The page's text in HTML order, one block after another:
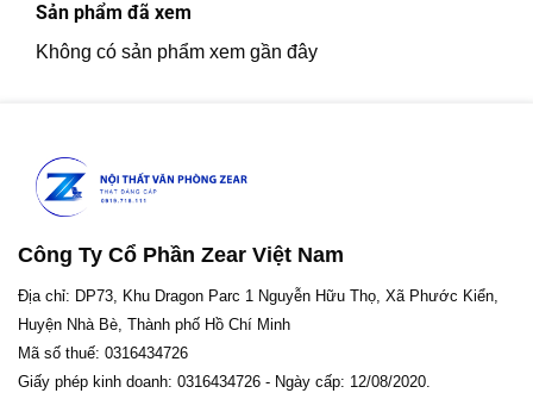
Sản phẩm đã xem
Không có sản phẩm xem gần đây
Công Ty Cổ Phần Zear Việt Nam
Địa chỉ: DP73, Khu Dragon Parc 1 Nguyễn Hữu Thọ, Xã Phước Kiển,
Huyện Nhà Bè, Thành phố Hồ Chí Minh
Mã số thuế: 0316434726
Giấy phép kinh doanh: 0316434726 - Ngày cấp: 12/08/2020.